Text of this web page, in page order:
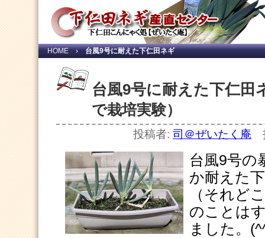
HOME›台風9号に耐えた下仁田ネギ
台風9号に耐えた下仁田
で栽培実験）
投稿者: 司＠ぜいたく庵
台風9号の
か耐えた
（それど
のことは
ました。